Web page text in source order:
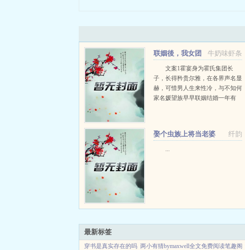
牛奶味虾条
联姻後，我女团
出道了文案1霍宴身为霍氏集团长
子，长得矜贵尔雅，在各界声名显
赫，可惜男人生来性冷，与不知何
家名媛望族早早联姻结婚一年有
金丝...
纤韵
娶个虫族上将当老婆
...
最新标签
穿书是真实存在的吗 两小有猜bymaxwell全文免费阅读笔趣阁